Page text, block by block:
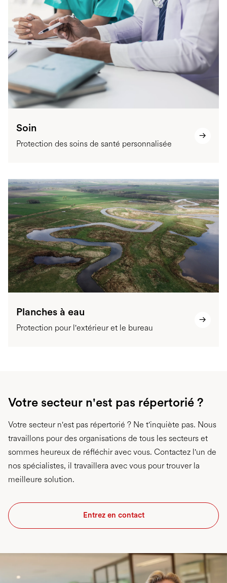
Soin
Protection des soins de santé personnalisée
Planches à eau
Protection pour l'extérieur et le bureau
Votre secteur n'est pas répertorié ?
Votre secteur n'est pas répertorié ? Ne t'inquiète pas. Nous
travaillons pour des organisations de tous les secteurs et
sommes heureux de réfléchir avec vous. Contactez l'un de
nos spécialistes, il travaillera avec vous pour trouver la
meilleure solution.
Entrez en contact